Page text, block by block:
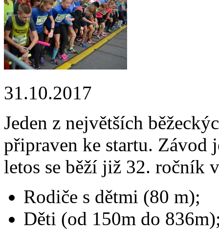
31.10.2017
Jeden z největších
připraven ke startu. Závod
letos se běží již 32. ročník
Rodiče s dětmi (80 m);
Děti (od 150m do